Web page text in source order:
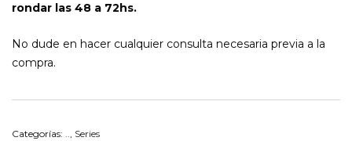
rondar las 48 a 72hs.
No dude en hacer cualquier consulta necesaria previa a la
compra.
Categorías: .., Series